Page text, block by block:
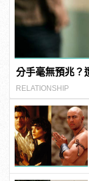
分手毫無預兆？
RELATIONSHIP